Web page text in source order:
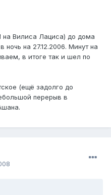
на Вилиса Лациса) до дома
ночь на 27.12.2006. Минут на
в итоге так и шел по
(ещё задолго до
перерыв в